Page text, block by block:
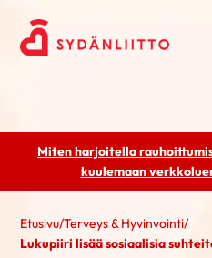
Miten harjoitella
kuulemaan
Etusivu/Terveys & Hyvinvointi/
Lukupiiri lisää sosiaalisia